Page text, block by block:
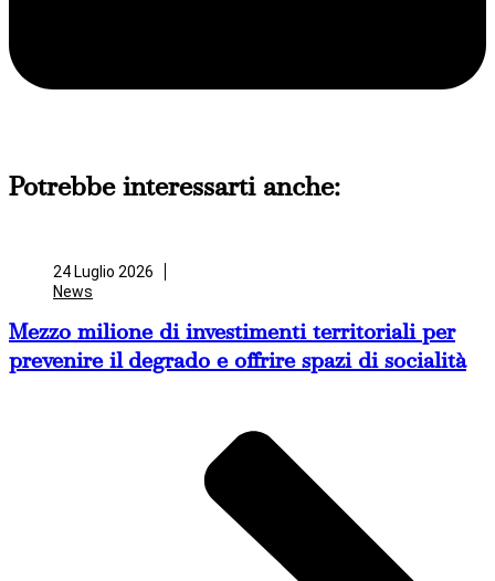
Potrebbe interessarti anche:
24 Luglio 2026
News
Mezzo milione di investimenti territoriali per
prevenire il degrado e offrire spazi di socialità